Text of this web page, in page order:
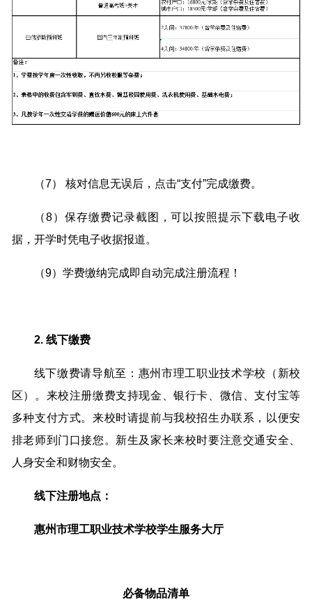
（7） 核对信息无误后，点击“支付”完成缴费。
（8）保存缴费记录截图，可以按照提示下载电子收
据，开学时凭电子收据报道。
（9）学费缴纳完成即自动完成注册流程！
2. 线下缴费
线下缴费请导航至：惠州市理工职业技术学校（新校
区）。来校注册缴费支持现金、银行卡、微信、支付宝等
多种支付方式。来校时请提前与我校招生办联系，以便安
排老师到门口接您。新生及家长来校时要注意交通安全、
人身安全和财物安全。
线下注册地点：
惠州市理工职业技术学校学生服务大厅
必备物品清单